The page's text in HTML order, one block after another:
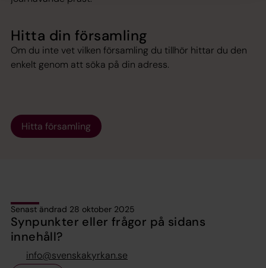
Hitta din församling
Om du inte vet vilken församling du tillhör hittar du den
enkelt genom att söka på din adress.
Hitta församling
Senast ändrad 28 oktober 2025
Synpunkter eller frågor på sidans
innehåll?
info@svenskakyrkan.se